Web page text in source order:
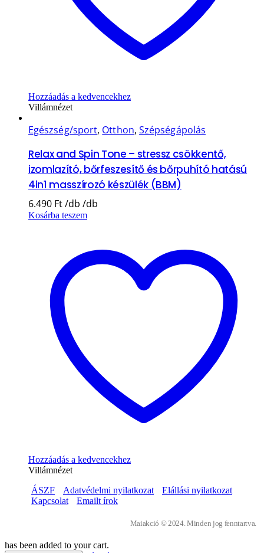
Hozzáadás a kedvencekhez
Villámnézet
Egészség/sport, Otthon, Szépségápolás
Relax and Spin Tone – stressz csökkentő,
izomlazító, bőrfeszesítő és bőrpuhító hatású
4in1 masszírozó készülék (BBM)
6.490 Ft
Kosárba teszem
Hozzáadás a kedvencekhez
Villámnézet
ÁSZF
Adatvédelmi nyilatkozat
Elállási nyilatkozat
Kapcsolat
Emailt írok
Maiakció © 2024. Minden jog fenntartva.
has been added to your cart.